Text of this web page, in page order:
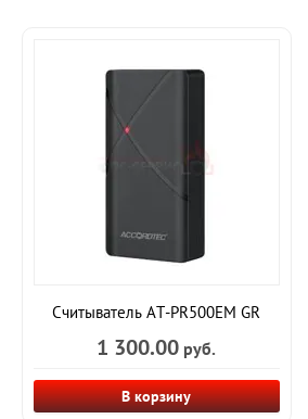
Считыватель AT-PR500EM GR
1 300.00 руб.
В корзину